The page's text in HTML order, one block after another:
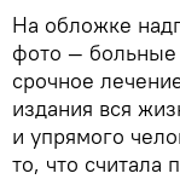
На обложке
фото —
срочное
издания вся
и упрямого
то, что считала